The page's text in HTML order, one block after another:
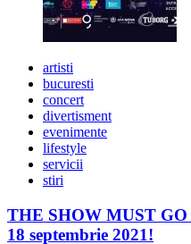
artisti
bucuresti
concert
divertisment
evenimente
lifestyle
servicii
stiri
THE SHOW MUST GO
18 septembrie 2021!